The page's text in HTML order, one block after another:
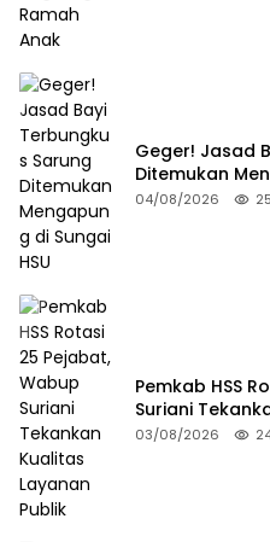
Geger! Jasad
Ditemukan
04/08/2026 25
Pemkab HSS
Suriani
03/08/2026